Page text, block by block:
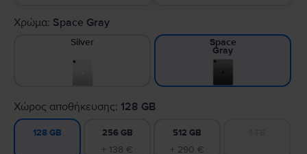
Χρώμα: Space Gray
Silver Space
Gray
Χώρος αποθήκευσης: 128 GB
128 GB 256 GB
+ 138 €
512 GB
+ 290 €